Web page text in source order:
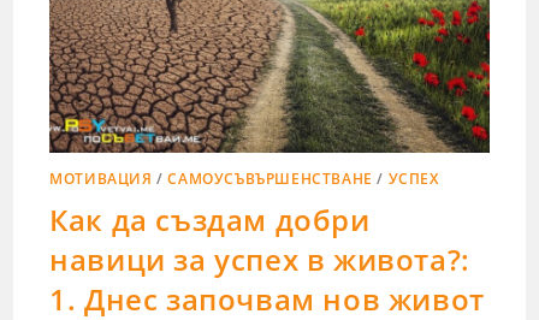
МОТИВАЦИЯ /САМОУСЪВЪРШЕНСТВАНЕ / УСПЕХ
Как да създам добри
навици за успех в живота?:
1. Днес започвам нов живот